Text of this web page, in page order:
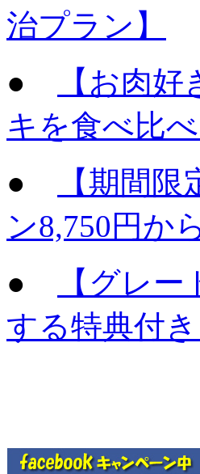
治プラン】
●
【お肉
キを食べ比
●
【期間
ン8,750円か
●
【グレ
する特典付き